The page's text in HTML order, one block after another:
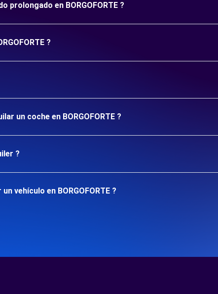
prolongado en BORGOFORTE ?
?
un coche en BORGOFORTE ?
?
vehículo en BORGOFORTE ?